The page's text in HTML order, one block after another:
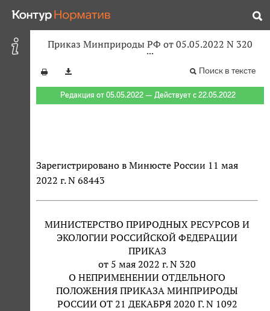
Приказ Минприроды РФ от 05.05.2022 N 320
Поиск в тексте
Редакция от 05.05.2022 — Действует с 22.05.2022
Зарегистрировано в Минюсте России 11 мая
2022 г. N 68443
МИНИСТЕРСТВО ПРИРОДНЫХ РЕСУРСОВ И
ЭКОЛОГИИ РОССИЙСКОЙ ФЕДЕРАЦИИ
ПРИКАЗ
от 5 мая 2022 г. N 320
О НЕПРИМЕНЕНИИ ОТДЕЛЬНОГО
ПОЛОЖЕНИЯ ПРИКАЗА МИНПРИРОДЫ
РОССИИ ОТ 21 ДЕКАБРЯ 2020 Г. N 1092